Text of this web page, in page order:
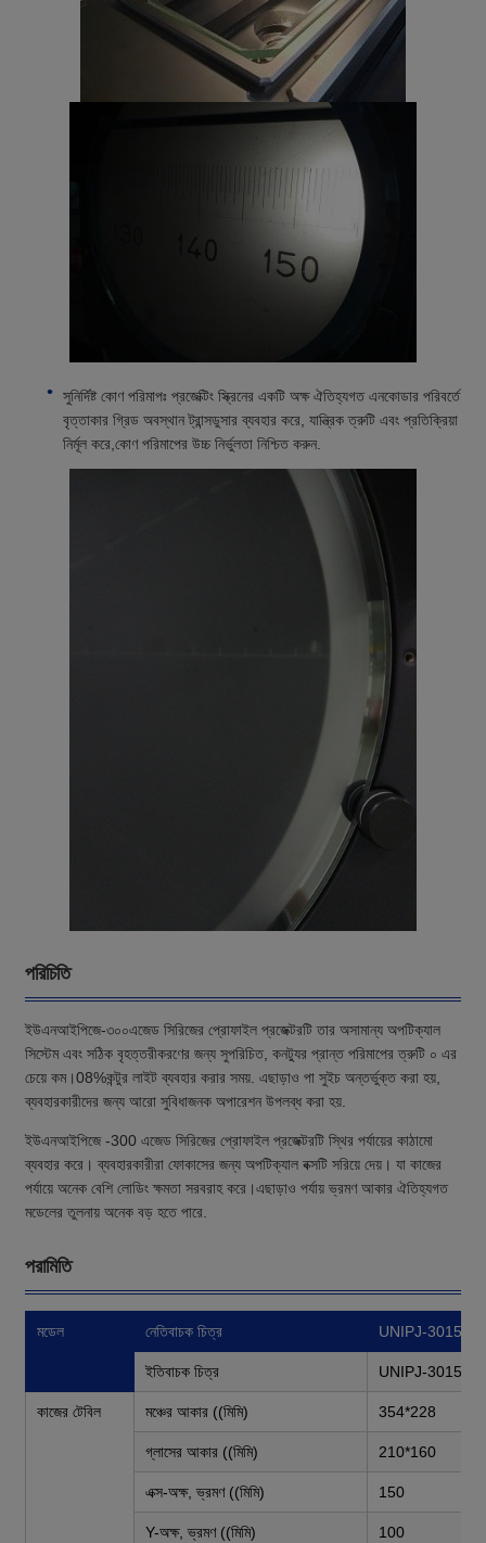
সুনির্দিষ্ট কোণ পরিমাপঃ প্রজেক্টিং স্ক্রিনের একটি অক্ষ ঐতিহ্যগত এনকোডার পরিবর্তে
বৃত্তাকার গ্রিড অবস্থান ট্রান্সডুসার ব্যবহার করে, যান্ত্রিক ত্রুটি এবং প্রতিক্রিয়া
নির্মূল করে,কোণ পরিমাপের উচ্চ নির্ভুলতা নিশ্চিত করুন.
পরিচিতি
ইউএনআইপিজে-৩০০এজেড সিরিজের প্রোফাইল প্রজেক্টরটি তার অসামান্য অপটিক্যাল
সিস্টেম এবং সঠিক বৃহত্তরীকরণের জন্য সুপরিচিত, কনট্যুর প্রান্ত পরিমাপের ত্রুটি ০ এর
চেয়ে কম।08%কন্টুর লাইট ব্যবহার করার সময়. এছাড়াও পা সুইচ অন্তর্ভুক্ত করা হয়,
ব্যবহারকারীদের জন্য আরো সুবিধাজনক অপারেশন উপলব্ধ করা হয়.
ইউএনআইপিজে -300 এজেড সিরিজের প্রোফাইল প্রজেক্টরটি স্থির পর্যায়ের কাঠামো
ব্যবহার করে। ব্যবহারকারীরা ফোকাসের জন্য অপটিক্যাল বক্সটি সরিয়ে দেয়। যা কাজের
পর্যায়ে অনেক বেশি লোডিং ক্ষমতা সরবরাহ করে।এছাড়াও পর্যায় ভ্রমণ আকার ঐতিহ্যগত
মডেলের তুলনায় অনেক বড় হতে পারে.
পরামিতি
মডেল নেতিবাচক চিত্র UNIPJ-3015A
ইতিবাচক চিত্র UNIPJ-3015AZ
কাজের টেবিল মঞ্চের আকার ((মিমি) 354*228
গ্লাসের আকার ((মিমি) 210*160
এক্স-অক্ষ, ভ্রমণ ((মিমি) 150
Y-অক্ষ, ভ্রমণ ((মিমি) 100